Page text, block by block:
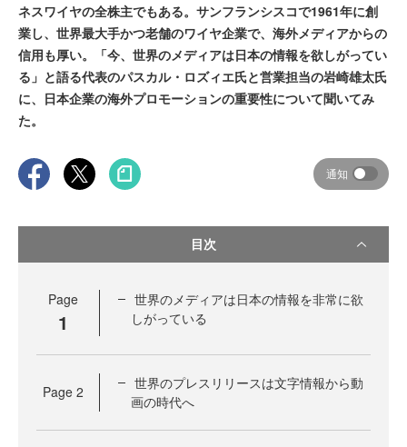
ネスワイヤの全株主でもある。サンフランシスコで1961年に創
業し、世界最大手かつ老舗のワイヤ企業で、海外メディアからの
信用も厚い。「今、世界のメディアは日本の情報を欲しがってい
る」と語る代表のパスカル・ロズィエ氏と営業担当の岩崎雄太氏
に、日本企業の海外プロモーションの重要性について聞いてみ
た。
通知
目次
Page
1
世界のメディアは日本の情報を非常に欲
しがっている
Page 2
世界のプレスリリースは文字情報から動
画の時代へ